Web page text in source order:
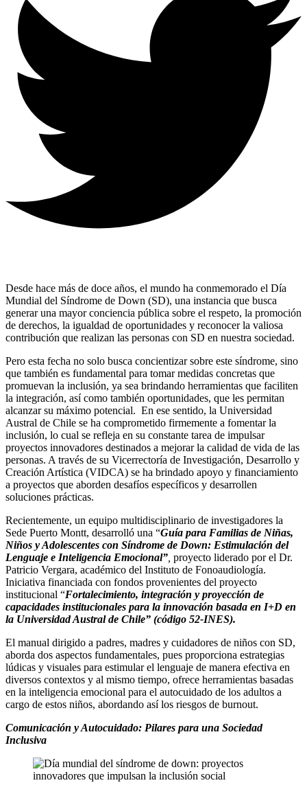
Desde hace más de doce años, el mundo ha conmemorado el Día
Mundial del Síndrome de Down (SD), una instancia que busca
generar una mayor conciencia pública sobre el respeto, la promoción
de derechos, la igualdad de oportunidades y reconocer la valiosa
contribución que realizan las personas con SD en nuestra sociedad.
Pero esta fecha no solo busca concientizar sobre este síndrome, sino
que también es fundamental para tomar medidas concretas que
promuevan la inclusión, ya sea brindando herramientas que faciliten
la integración, así como también oportunidades, que les permitan
alcanzar su máximo potencial. En ese sentido, la Universidad
Austral de Chile se ha comprometido firmemente a fomentar la
inclusión, lo cual se refleja en su constante tarea de impulsar
proyectos innovadores destinados a mejorar la calidad de vida de las
personas. A través de su Vicerrectoría de Investigación, Desarrollo y
Creación Artística (VIDCA) se ha brindado apoyo y financiamiento
a proyectos que aborden desafíos específicos y desarrollen
soluciones prácticas.
Recientemente, un equipo multidisciplinario de investigadores la
Sede Puerto Montt, desarrolló una “Guía para Familias de Niñas,
Niños y Adolescentes con Síndrome de Down: Estimulación del
Lenguaje e Inteligencia Emocional” proyecto liderado por el Dr.
Patricio Vergara, académico del Instituto de Fonoaudiología.
Iniciativa financiada con fondos provenientes del proyecto
institucional “Fortalecimiento, integración y proyección de
capacidades institucionales para la innovación basada en I+D en
la Universidad Austral de Chile” (código 52-INES).
El manual dirigido a padres, madres y cuidadores de niños con SD,
aborda dos aspectos fundamentales, pues proporciona estrategias
lúdicas y visuales para estimular el lenguaje de manera efectiva en
diversos contextos y al mismo tiempo, ofrece herramientas basadas
en la inteligencia emocional para el autocuidado de los adultos a
cargo de estos niños, abordando así los riesgos de burnout.
Comunicación y Autocuidado: Pilares para una Sociedad
Inclusiva